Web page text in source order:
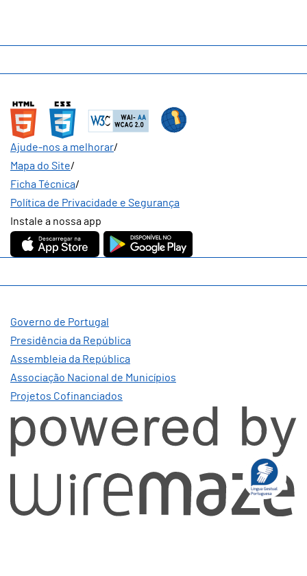
Ajude-nos a melhorar/
Mapa do Site/
Ficha Técnica/
Política de Privacidade e Segurança
Instale a nossa app
Governo de Portugal
Presidência da República
Assembleia da República
Associação Nacional de Municípios
Projetos Cofinanciados